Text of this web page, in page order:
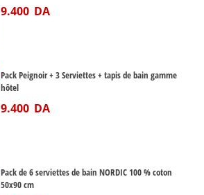
9.400 DA
Pack Peignoir + 3 Serviettes + tapis de bain gamme
hôtel
9.400 DA
Pack de 6 serviettes de bain NORDIC 100 % coton
50x90 cm